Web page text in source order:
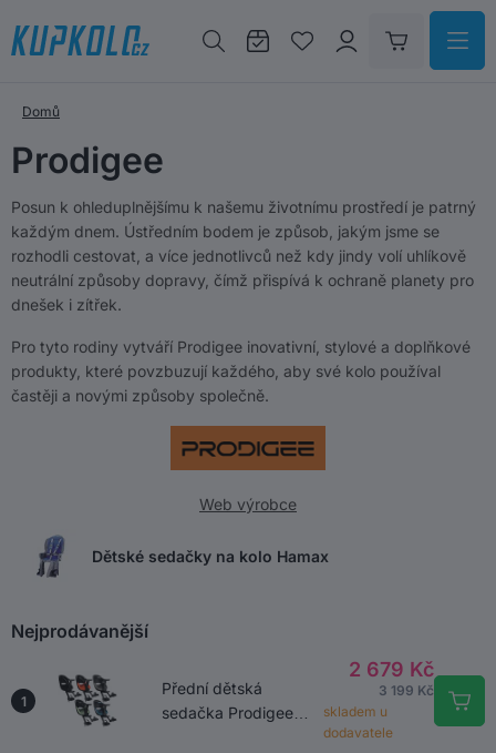
Domů
Prodigee
Posun k ohleduplnějšímu k našemu životnímu prostředí je patrný
každým dnem. Ústředním bodem je způsob, jakým jsme se
rozhodli cestovat, a více jednotlivců než kdy jindy volí uhlíkově
neutrální způsoby dopravy, čímž přispívá k ochraně planety pro
dnešek i zítřek.
Pro tyto rodiny vytváří Prodigee inovativní, stylové a doplňkové
produkty, které povzbuzují každého, aby své kolo používal
častěji a novými způsoby společně.
Web výrobce
Dětské sedačky na kolo Hamax
Nejprodávanější
1
Přední dětská
sedačka Prodigee
2 679 Kč
3 199 Kč
skladem u
dodavatele